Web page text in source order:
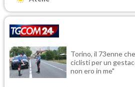
Torino, il 73enne
ciclisti per un
non ero in me"